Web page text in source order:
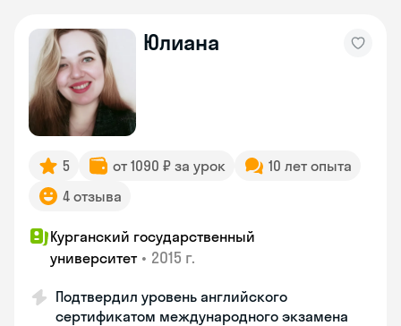
Юлиана
5 от 1090 ₽ за урок
10 лет опыта
4 отзыва
Курганский государственный
университет • 2015 г.
Подтвердил уровень английского
сертификатом международного экзамена